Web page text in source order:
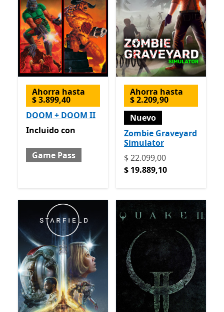
Ahorra hasta
$ 3.899,40
DOOM + DOOM II
Incluido con Game Pass
Incluidocon
Game Pass
Ahorra hasta
$ 2.209,90
Nuevo
Zombie Graveyard
Simulator
Originalmente $
$ 22.099,00
$ 19.889,10